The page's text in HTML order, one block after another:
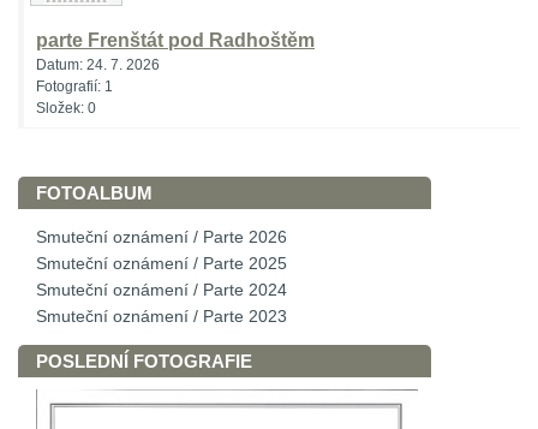
parte Frenštát pod Radhoštěm
Datum: 24. 7. 2026
Fotografií: 1
Složek: 0
FOTOALBUM
Smuteční oznámení / Parte 2026
Smuteční oznámení / Parte 2025
Smuteční oznámení / Parte 2024
Smuteční oznámení / Parte 2023
POSLEDNÍ FOTOGRAFIE